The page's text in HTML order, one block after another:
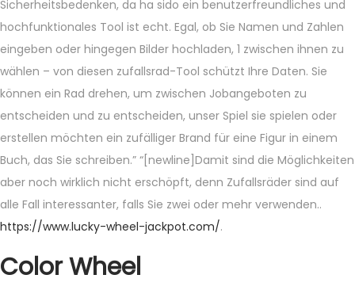
Sicherheitsbedenken, da ha sido ein benutzerfreundliches und
hochfunktionales Tool ist echt. Egal, ob Sie Namen und Zahlen
eingeben oder hingegen Bilder hochladen, 1 zwischen ihnen zu
wählen – von diesen zufallsrad-Tool schützt Ihre Daten. Sie
können ein Rad drehen, um zwischen Jobangeboten zu
entscheiden und zu entscheiden, unser Spiel sie spielen oder
erstellen möchten ein zufälliger Brand für eine Figur in einem
Buch, das Sie schreiben.” “[newline]Damit sind die Möglichkeiten
aber noch wirklich nicht erschöpft, denn Zufallsräder sind auf
alle Fall interessanter, falls Sie zwei oder mehr verwenden..
https://www.lucky-wheel-jackpot.com/.
Color Wheel